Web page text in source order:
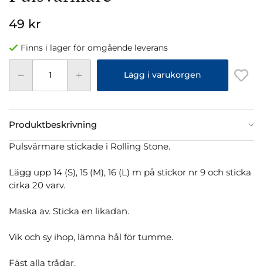
49 kr
Finns i lager för omgående leverans
Lägg i varukorgen
Produktbeskrivning
Pulsvärmare stickade i Rolling Stone.
Lägg upp 14 (S), 15 (M), 16 (L) m på stickor nr 9 och sticka
cirka 20 varv.
Maska av. Sticka en likadan.
Vik och sy ihop, lämna hål för tumme.
Fäst alla trådar.